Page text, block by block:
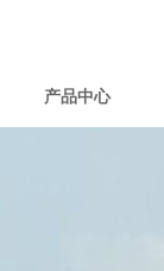
产品中心